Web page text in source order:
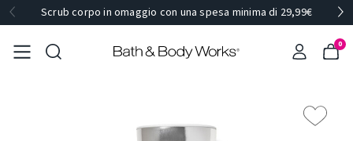
Scrub corpo in omaggio con una spesa minima di 29,99€
0